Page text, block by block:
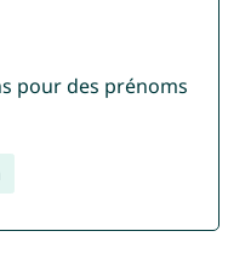
pour des prénoms